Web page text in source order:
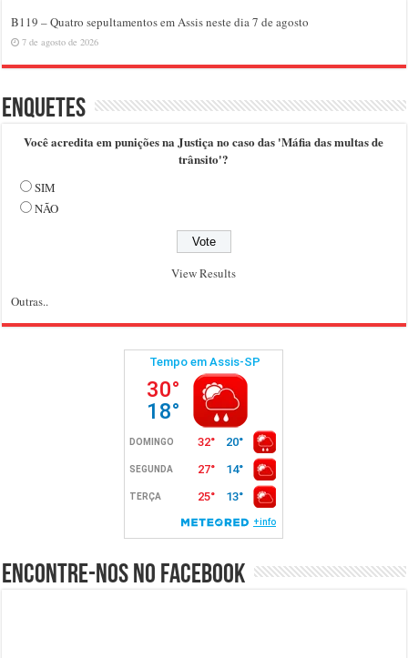
B119 – Quatro sepultamentos em Assis neste dia 7 de agosto
7 de agosto de 2026
Enquetes
Você acredita em punições na Justiça no caso das 'Máfia das multas de
trânsito'?
SIM
NÃO
View Results
Outras..
Encontre-nos no Facebook